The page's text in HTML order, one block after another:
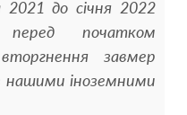
до січня 2022
початком
завмер
нашими іноземними